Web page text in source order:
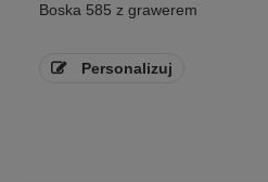
Boska 585 z grawerem
Personalizuj